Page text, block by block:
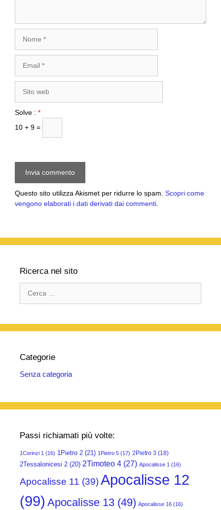
web
Solve : *
10 + 9 =
Questo sito utilizza Akismet per ridurre lo spam. Scopri come
vengono elaborati i dati derivati dai commenti.
Ricerca nel sito
per:
Categorie
Senza categoria
Passi richiamati più volte:
1Corinzi 1 (16) 1Pietro 2 (21) 1Pietro 5 (17) 2Pietro 3 (18)
2Tessalonicesi 2 (20) 2Timoteo 4 (27) Apocalisse 1 (16)
Apocalisse 11 (39)Apocalisse 12
(99) Apocalisse 13 (49) Apocalisse 16 (16)